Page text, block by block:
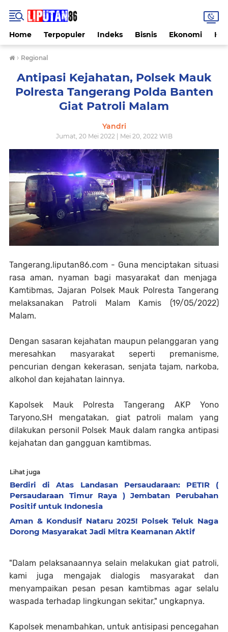
Home Terpopuler Indeks Bisnis Ekonomi
› Regional
Antipasi Kejahatan, Polsek Mauk
Polresta Tangerang Polda Banten
Giat Patroli Malam
Yandri
Jumat, 20 Mei 2022 | Mei 20, 2022 WIB
Tangerang,liputan86.com - Guna menciptakan situasi
rasa aman, nyaman bagi masyarakat dan menjaga
Kamtibmas, Jajaran Polsek Mauk Polresta Tangerang
melaksanakan Patroli Malam Kamis (19/05/2022)
Malam.
Dengan sasaran kejahatan maupun pelanggaran yang
meresahkan masyarakat seperti premanisme,
pencurian dengan kekerasan, senjata tajam, narkoba,
alkohol dan kejahatan lainnya.
Kapolsek Mauk Polresta Tangerang AKP Yono
Taryono,SH mengatakan, giat patroli malam yang
dilakukan personil Polsek Mauk dalam rangka antipasi
kejahatan dan gangguan kamtibmas.
Lihat juga
Berdiri di Atas Landasan Persaudaraan: PETIR (
Persaudaraan Timur Raya ) Jembatan Perubahan
Positif untuk Indonesia
Aman & Kondusif Nataru 2025! Polsek Teluk Naga
Dorong Masyarakat Jadi Mitra Keamanan Aktif
"Dalam pelaksanaannya selain melakukan giat patroli,
kami juga mengajak dialogis masyarakat dan
menyampaikan pesan pesan kamtibmas agar selalu
waspada terhadap lingkungan sekitar," ungkapnya.
Kapolsek menambahkan, untuk antisipasi pencegahan